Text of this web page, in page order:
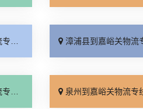
站」 漳浦县到嘉峪关物流专线_一站直达「多年经
转」 泉州到嘉峪关物流专线_上门提货「保证时